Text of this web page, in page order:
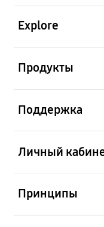
Explore
Продукты
Поддержка
Личный
Принципы